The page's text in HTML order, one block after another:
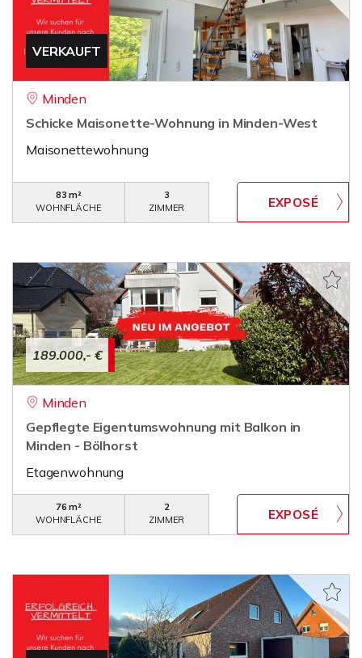
VERKAUFT
Minden
Schicke Maisonette-Wohnung in Minden-West
Maisonettewohnung
83 m²
WOHNFLÄCHE
3
ZIMMER
189.000,- €
Minden
Gepflegte Eigentumswohnung mit Balkon in
Minden - Bölhorst
Etagenwohnung
76 m²
WOHNFLÄCHE
2
ZIMMER